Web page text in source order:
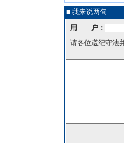
■ 我来说两句
用 户：
请各位遵纪守法